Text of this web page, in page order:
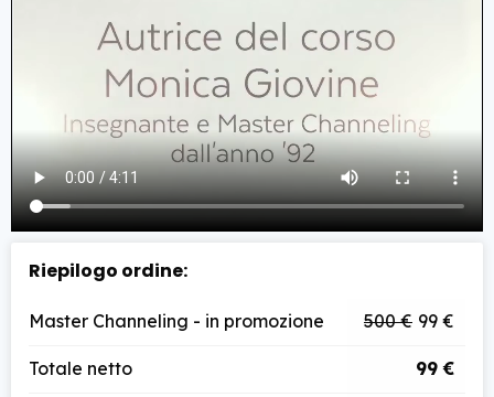
Riepilogo ordine:
Master Channeling - in promozione 500 € 99 €
Totale netto 99 €